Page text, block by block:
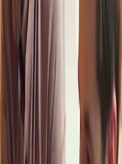
modelo de
que saber mais sobre as
Confira!
de trabalho, equipamentos,
empresas e profissionais
liberando capital